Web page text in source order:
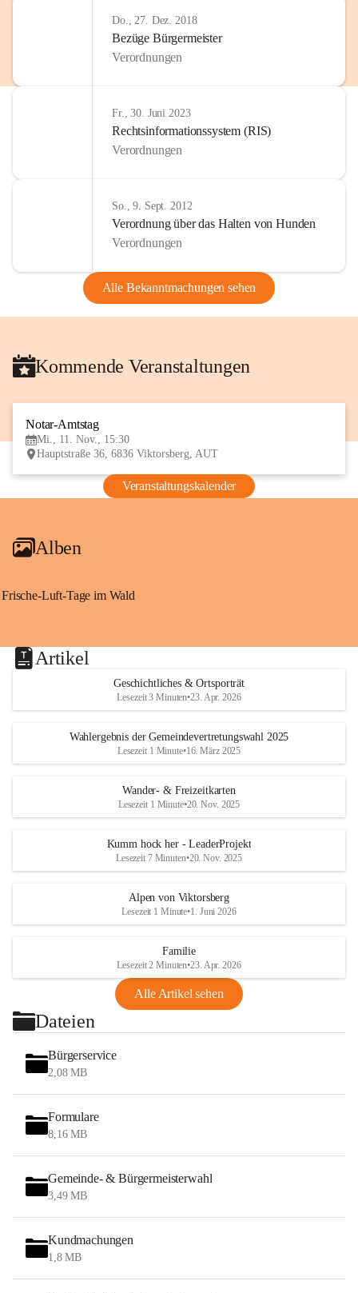
Do., 27. Dez. 2018
Bezüge Bürgermeister
Verordnungen
Fr., 30. Juni 2023
Rechtsinformationssystem (RIS)
Verordnungen
So., 9. Sept. 2012
Verordnung über das Halten von Hunden
Verordnungen
Alle Bekanntmachungen sehen
Kommende Veranstaltungen
Notar-Amtstag
Mi., 11. Nov., 15:30
Hauptstraße 36, 6836 Viktorsberg, AUT
Veranstaltungskalender
Alben
Frische-Luft-Tage im Wald
Artikel
Geschichtliches & Ortsporträt
Lesezeit 3 Minuten•23. Apr. 2026
Wahlergebnis der Gemeindevertretungswahl 2025
Lesezeit 1 Minute•16. März 2025
Wander- & Freizeitkarten
Lesezeit 1 Minute•20. Nov. 2025
Kumm hock her - LeaderProjekt
Lesezeit 7 Minuten•20. Nov. 2025
Alpen von Viktorsberg
Lesezeit 1 Minute•1. Juni 2026
Familie
Lesezeit 2 Minuten•23. Apr. 2026
Alle Artikel sehen
Dateien
Bürgerservice
2,08 MB
Formulare
8,16 MB
Gemeinde- & Bürgermeisterwahl
3,49 MB
Kundmachungen
1,8 MB